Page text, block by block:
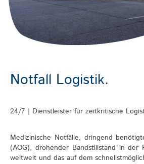
Notfall Logistik.
24/7 | Dienstleister für zeitkritische
Medizinische Notfälle, dringend
(AOG), drohender Bandstillstand in der
weltweit und das auf dem